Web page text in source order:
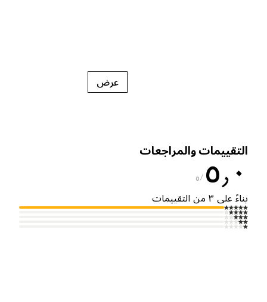
عرض
والمراجعات
٥
على ٣ من التقييمات